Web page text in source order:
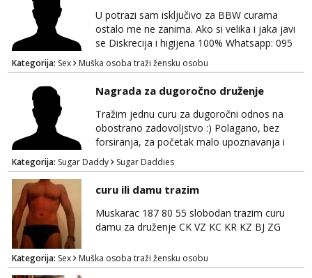
U potrazi sam isključivo za BBW curama
ostalo me ne zanima. Ako si velika i jaka javi
se Diskrecija i higijena 100% Whatsapp: 095
769 4920 Ja sam momak 25g
Kategorija: Sex Muška osoba traži žensku osobu
Nagrada za dugoročno druženje
Tražim jednu curu za dugoročni odnos na
obostrano zadovoljstvo :) Polagano, bez
forsiranja, za početak malo upoznavanja i
dogovor kroz dopisivanje. Očekujem i nudim
diskreciju - nisam oženjen niti zauzet, nego
jednostavno tako preferiram. 30 godina
imam. Javite se mail, pozz ;)
Kategorija: Sugar Daddy Sugar Daddies
curu ili damu trazim
Muskarac 187 80 55 slobodan trazim curu
damu za druženje CK VZ KC KR KZ BJ ZG
Kategorija: Sex Muška osoba traži žensku osobu